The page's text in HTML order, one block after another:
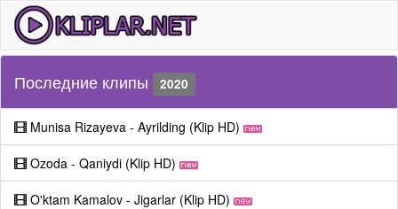
Последние клипы 2020
Munisa Rizayeva - Ayrilding (Klip HD)
Ozoda - Qaniydi (Klip HD)
O'ktam Kamalov - Jigarlar (Klip HD)